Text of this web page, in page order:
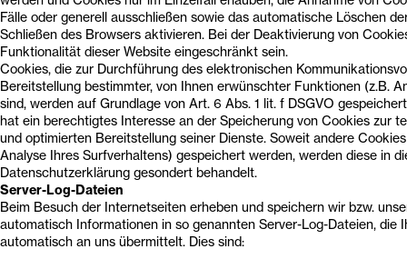
Fälle oder generell ausschließen sowie das automatische Löschen
Schließen des Browsers aktivieren. Bei der Deaktivierung von
Funktionalität dieser Website eingeschränkt sein.
Cookies, die zur Durchführung des elektronischen
Bereitstellung bestimmter, von Ihnen erwünschter Funktionen (z.B.
sind, werden auf Grundlage von Art. 6 Abs. 1 lit. f DSGVO
hat ein berechtigtes Interesse an der Speicherung von Cookies zur
und optimierten Bereitstellung seiner Dienste. Soweit andere
Analyse Ihres Surfverhaltens) gespeichert werden, werden diese in
Datenschutzerklärung gesondert behandelt.
Server-Log-Dateien
Beim Besuch der Internetseiten erheben und speichern wir bzw.
automatisch Informationen in so genannten Server-Log-Dateien, die
automatisch an uns übermittelt. Dies sind: